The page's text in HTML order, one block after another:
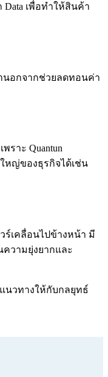
Data เพื่อทำให้สินค้า
นอกจากช่วยลดทอนค่า
าะ Quantun
หญ่ของธุรกิจได้เช่น
ร์เคลื่อนไปข้างหน้า มี
วามยุ่งยากและ
นวทางให้กับกลยุทธ์